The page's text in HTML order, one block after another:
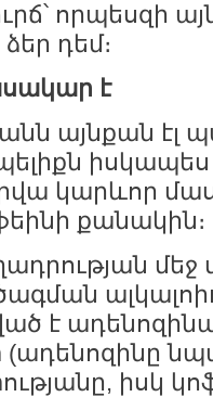
որպեսզի
դեմ։
է
այնքան էլ
կարևոր
քանակին։
մեջ
է
իսկ